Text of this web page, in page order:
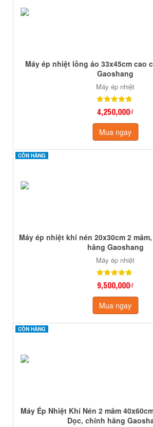
Máy ép nhiệt lồng áo 33x45cm cao
Gaoshang
Máy ép nhiệt
4,250,000₫
Mua ngay
CÒN HÀNG
CÒN HÀNG
Máy ép nhiệt khí nén 20x30cm 2
hãng Gaoshang
Máy ép nhiệt
9,500,000₫
Mua ngay
CÒN HÀNG
CÒN HÀNG
Máy Ép Nhiệt Khí Nén 2 mâm
Dọc, chính hãng